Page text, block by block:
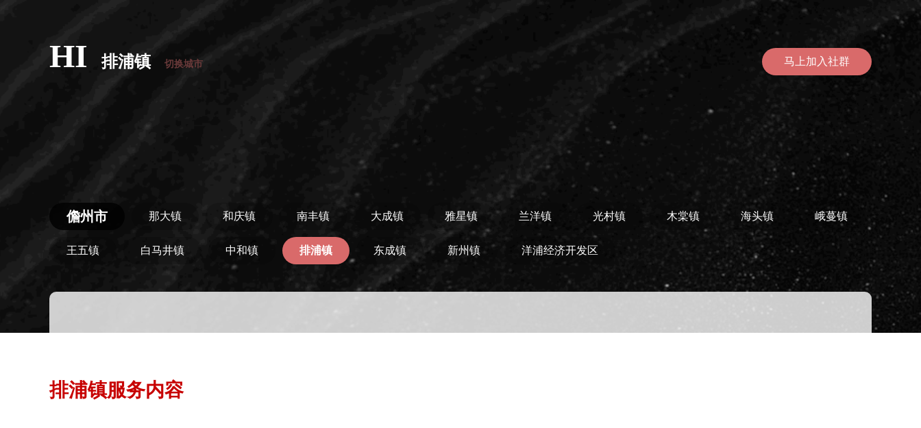
HI 排浦镇 切换城市 马上加入社群
儋州市 那大镇 和庆镇 南丰镇 大成镇 雅星镇 兰洋镇 光村镇 木棠镇 海头镇 峨蔓镇
王五镇 白马井镇 中和镇 排浦镇 东成镇 新州镇 洋浦经济开发区
排浦镇服务内容